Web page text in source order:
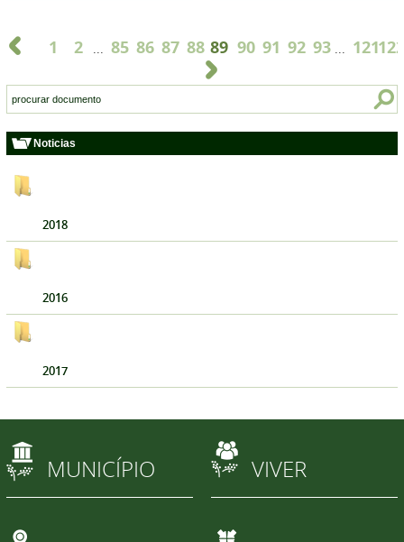
1 2 ... 85 86 87 88 89 90 91 92 93 ... 121122
Noticias
2018
2016
2017
MUNICÍPIO VIVER